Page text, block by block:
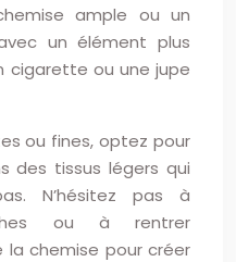
ample ou un
un élément plus
cigarette ou une jupe
ou fines, optez pour
des tissus légers qui
N’hésitez pas à
ou à rentrer
chemise pour créer